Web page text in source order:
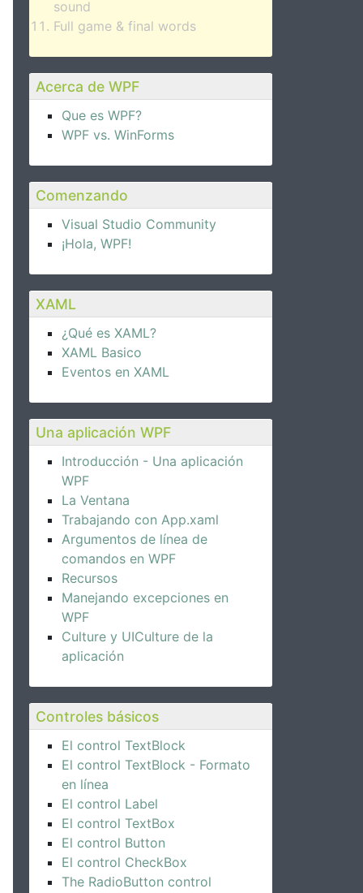
sound
Full game & final words
Acerca de WPF
Que es WPF?
WPF vs. WinForms
Comenzando
Visual Studio Community
¡Hola, WPF!
XAML
¿Qué es XAML?
XAML Basico
Eventos en XAML
Una aplicación WPF
Introducción - Una aplicación
WPF
La Ventana
Trabajando con App.xaml
Argumentos de línea de
comandos en WPF
Recursos
Manejando excepciones en
WPF
Culture y UICulture de la
aplicación
Controles básicos
El control TextBlock
El control TextBlock - Formato
en línea
El control Label
El control TextBox
El control Button
El control CheckBox
The RadioButton control